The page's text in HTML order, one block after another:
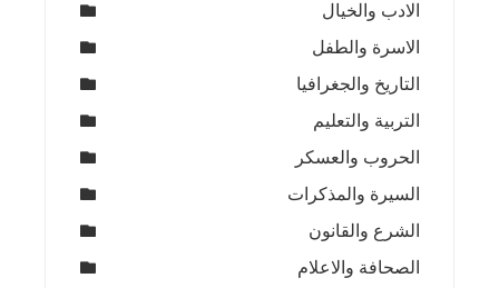
الادب والخيال
الاسرة والطفل
التاريخ والجغرافيا
التربية والتعليم
الحروب والعسكر
السيرة والمذكرات
الشرع والقانون
الصحافة والاعلام